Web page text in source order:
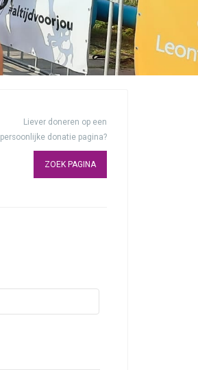
Liever doneren op een
persoonlijke donatie pagina?
ZOEK PAGINA